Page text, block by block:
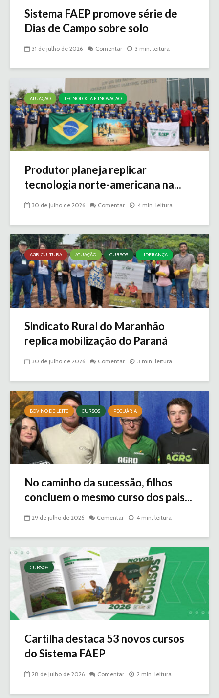
Sistema FAEP promove série de
Dias de Campo sobre solo
31 de julho de 2026 Comentar 3 min. leitura
ATUAÇÃO TECNOLOGIA E INOVAÇÃO
Produtor planeja replicar
tecnologia norte-americana na...
30 de julho de 2026 Comentar 4 min. leitura
AGRICULTURA ATUAÇÃO CURSOS LIDERANÇA
Sindicato Rural do Maranhão
replica mobilização do Paraná
30 de julho de 2026 Comentar 3 min. leitura
BOVINO DE LEITE CURSOS PECUÁRIA
No caminho da sucessão, filhos
concluem o mesmo curso dos pais...
29 de julho de 2026 Comentar 4 min. leitura
CURSOS
Cartilha destaca 53 novos cursos
do Sistema FAEP
28 de julho de 2026 Comentar 2 min. leitura